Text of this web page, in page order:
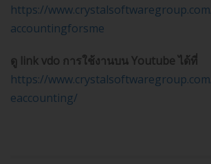
https://
accountingforsme
ดู link vdo การใช้งานบน Youtubeได้ที่
https://
eaccounting/